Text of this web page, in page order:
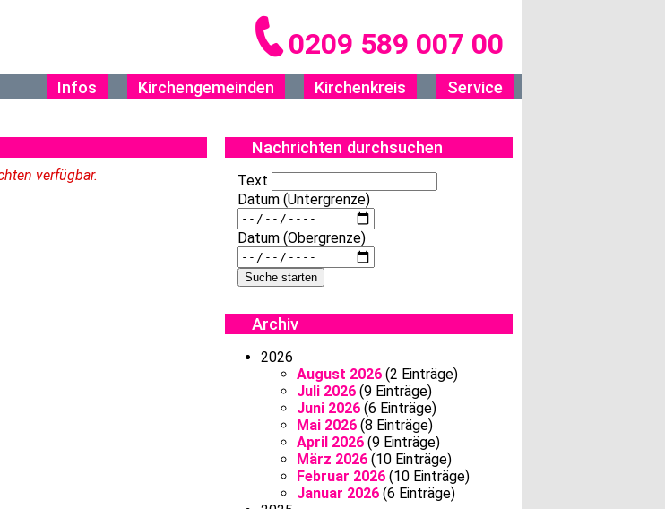
0209 589 007 00
Infos Kirchengemeinden Kirchenkreis Service
verfügbar.
Nachrichten durchsuchen
Text
Datum (Untergrenze)
Datum (Obergrenze)
Archiv
2026
August 2026(2 Einträge)
Juli 2026(9 Einträge)
Juni 2026(6 Einträge)
Mai 2026(8 Einträge)
April 2026(9 Einträge)
März 2026(10 Einträge)
Februar 2026(10 Einträge)
Januar 2026(6 Einträge)